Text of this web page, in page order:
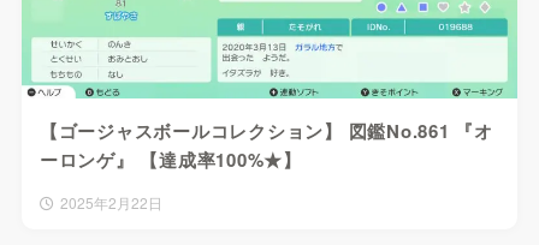
【ゴージャスボールコレクション】 図鑑No.861 『オ
ーロンゲ』 【達成率100%★】
2025年2月22日